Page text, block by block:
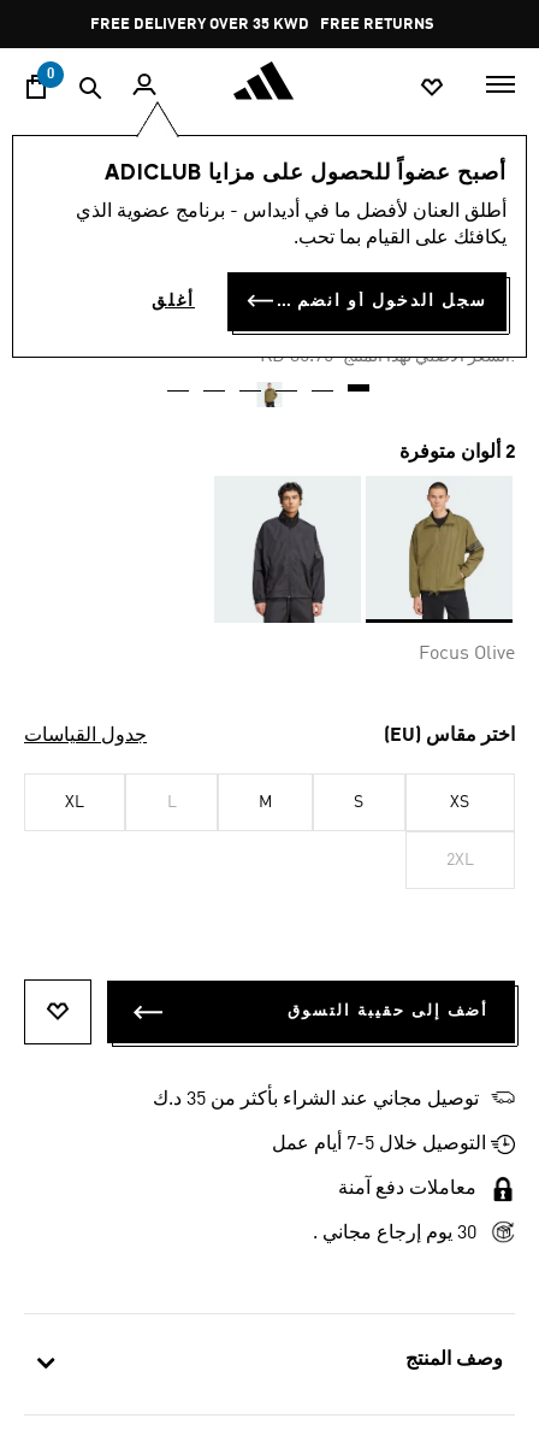
Pause
promotion
rotation
FREE DELIVERY OVER 35 KWD FREE RETURNS
0
أصبح عضواً للحصول على مزايا ADICLUB
أطلق العنان لأفضل ما في أديداس - برنامج عضوية الذي
يكافئك على القيام بما تحب.
سجل الدخول أو انضم الآن أغلق
وصف المنتج
الرجال ملابس
-45%
قميص رياضي NEUCLASSICS
KD 18.23
:السعر الأصلي لهذا المنتج Price reduced from
KD 35.75
to
2 ألوان متوفرة
Focus Olive
اختر مقاس (EU) جدول القياسات
XS
S
M
L
XL
2XL
أضف إلى حقيبة التسوق
توصيل مجاني عند الشراء بأكثر من 35 د.ك
التوصيل خلال 5-7 أيام عمل
معاملات دفع آمنة